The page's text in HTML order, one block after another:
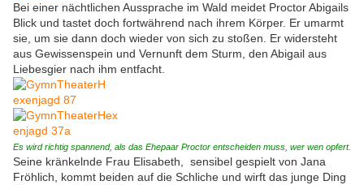
Bei einer nächtlichen Aussprache im Wald meidet Proctor Abigails
Blick und tastet doch fortwährend nach ihrem Körper. Er umarmt
sie, um sie dann doch wieder von sich zu stoßen. Er widersteht
aus Gewissenspein und Vernunft dem Sturm, den Abigail aus
Liebesgier nach ihm entfacht.
Es wird richtig spannend, als das Ehepaar Proctor entscheiden muss, wer wen opfert.
Seine kränkelnde Frau Elisabeth, sensibel gespielt von Jana
Fröhlich, kommt beiden auf die Schliche und wirft das junge Ding